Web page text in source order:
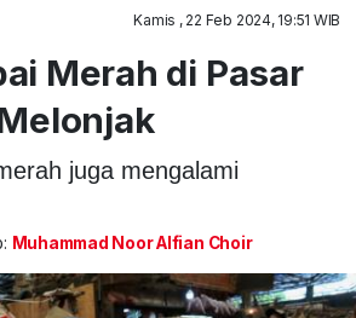
Kamis , 22 Feb 2024, 19:51 WIB
Merah di Pasar
juga mengalami
Muhammad Noor Alfian Choir